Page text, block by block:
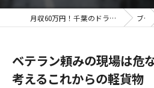
月収60万円！千葉のドライバー転職なら株式会社燕｜未経験歓迎 ブログ
ベテラン頼みの現場は危
考えるこれからの軽貨物